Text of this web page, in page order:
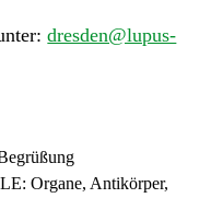
dresden@lupus-
Organe, Antikörper,